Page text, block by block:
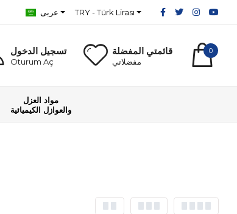
عربى TRY - Türk Lirası
تسجيل الدخول
Oturum Aç
قائمتي المفضلة
مفضلاتي
0
مواد العزل
والعوازل الكيميائية